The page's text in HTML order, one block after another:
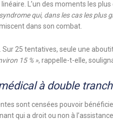
linéaire. L’un des moments les
qui, dans les cas les plus
dans son combat.
Sur 25 tentatives, seule une
15 % », rappelle-t-elle,
à double
sont censées pouvoir
qui a droit ou non à